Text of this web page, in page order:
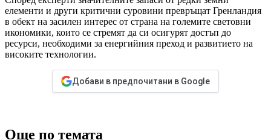
елементи и други критични суровини превръщат Гренландия
в обект на засилен интерес от страна на големите световни
икономики, които се стремят да си осигурят достъп до
ресурси, необходими за енергийния преход и развитието на
високите технологии.
Добави в предпочитани в Google
Още по темата